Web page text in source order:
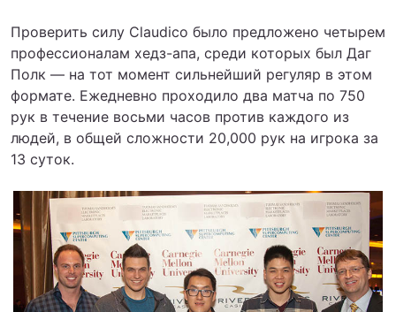
Проверить силу Claudico было предложено четырем
профессионалам хедз-апа, среди которых был Даг
Полк — на тот момент сильнейший регуляр в этом
формате. Ежедневно проходило два матча по 750
рук в течение восьми часов против каждого из
людей, в общей сложности 20,000 рук на игрока за
13 суток.